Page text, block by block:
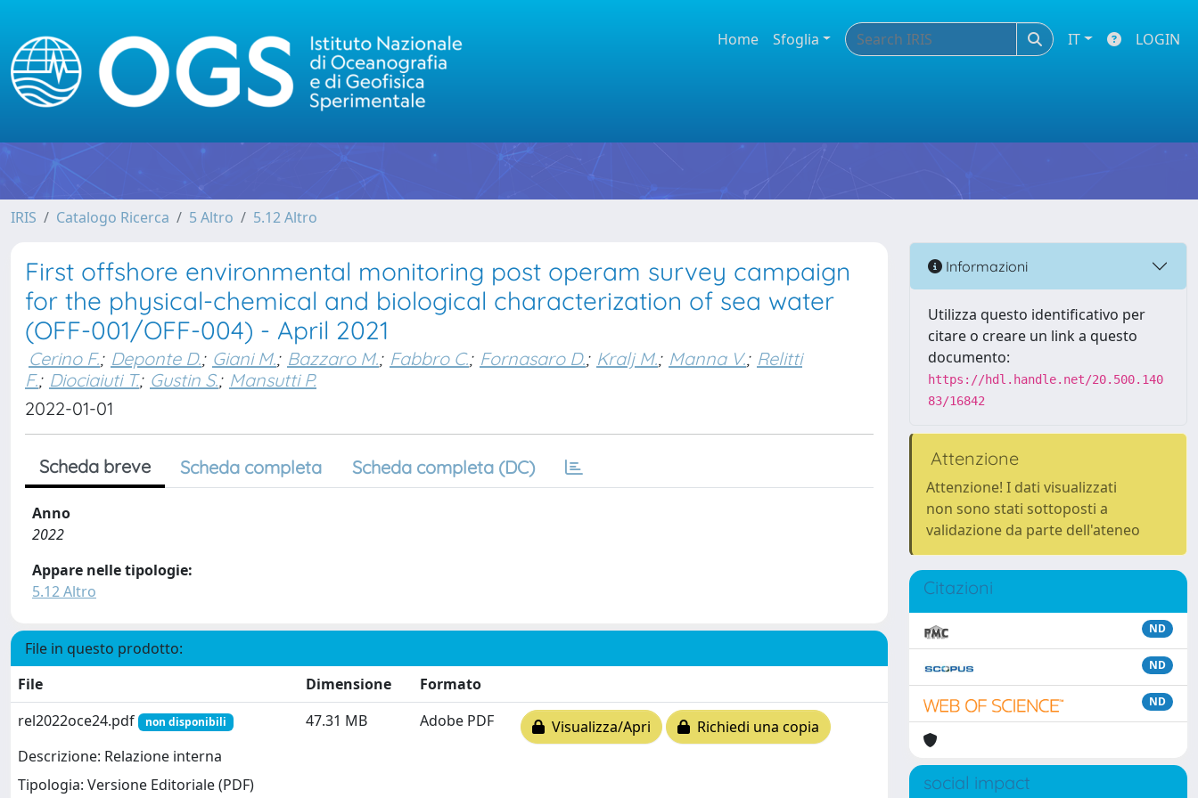
Home Sfoglia IT LOGIN
IRIS Catalogo Ricerca 5 Altro 5.12 Altro
First offshore environmental monitoring post operam survey campaign
for the physical-chemical and biological characterization of sea water
(OFF-001/OFF-004) - April 2021
Cerino F.; Deponte D.; Giani M.; Bazzaro M.; Fabbro C.; Fornasaro D.; Kralj M.; Manna V.; Relitti
F.; Diociaiuti T.; Gustin S.; Mansutti P.
2022-01-01
Scheda breve Scheda completa Scheda completa (DC)
Anno
2022
Appare nelle tipologie:
5.12 Altro
File in questo prodotto:
File
Dimensione
Formato
rel2022oce24.pdf
non disponibili
Descrizione: Relazione interna
Tipologia: Versione Editoriale (PDF)
47.31 MB Adobe PDF Visualizza/Apri Richiedi una copia
Informazioni
Utilizza questo identificativo per
citare o creare un link a questo
documento:
https://hdl.handle.net/20.500.140
83/16842
Attenzione
Attenzione! I dati visualizzati
non sono stati sottoposti a
validazione da parte dell'ateneo
Citazioni
ND
ND
ND
social impact